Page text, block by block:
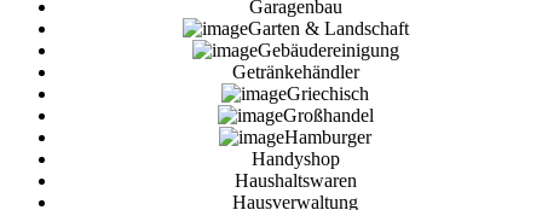
Garagenbau
Garten & Landschaft
Gebäudereinigung
Getränkehändler
Griechisch
Großhandel
Hamburger
Handyshop
Haushaltswaren
Hausverwaltung